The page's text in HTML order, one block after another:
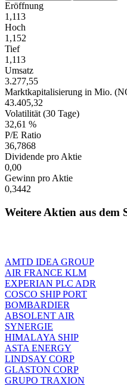
Eröffnung
1,113
Hoch
1,152
Tief
1,113
Umsatz
3.277,55
Marktkapitalisierung in Mio.
43.405,32
Volatilität (30 Tage)
32,61 %
P/E Ratio
36,7868
Dividende pro Aktie
0,00
Gewinn pro Aktie
0,3442
Weitere Aktien aus dem
AMTD IDEA GROUP
AIR FRANCE KLM
EXPERIAN PLC ADR
COSCO SHIP PORT
BOMBARDIER
ABSOLENT AIR
SYNERGIE
HIMALAYA SHIP
ASTA ENERGY
LINDSAY CORP
GLASTON CORP
GRUPO TRAXION